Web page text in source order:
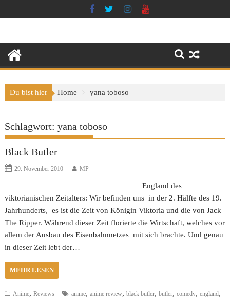
to
Du bist hier Home yana toboso
Schlagwort:yana toboso
Black Butler
29. November 2010 MP
England des
viktorianischen Zeitalters: Wir befinden uns in der 2. Hälfte des 19.
Jahrhunderts, es ist die Zeit von Königin Viktoria und die von Jack
The Ripper. Während dieser Zeit florierte die Wirtschaft, welches vor
allem der Ausbau des Eisenbahnnetzes mit sich brachte. Und genau
in dieser Zeit lebt der…
MEHR LESEN
Anime,Reviews anime,anime review,black butler,butler,comedy,england,